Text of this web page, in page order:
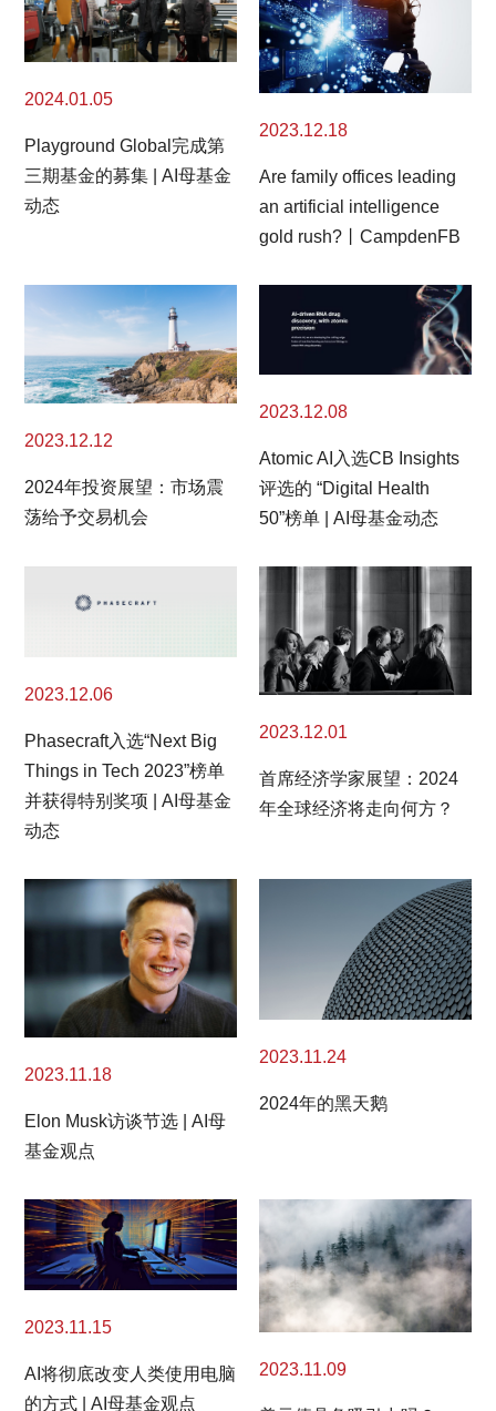
2024.01.05
Playground Global完成第
三期基金的募集 | AI母基金
动态
2023.12.18
Are family offices leading
an artificial intelligence
gold rush?丨CampdenFB
2023.12.12
2024年投资展望：市场震
荡给予交易机会
2023.12.08
Atomic AI入选CB Insights
评选的 “Digital Health
50”榜单 | AI母基金动态
2023.12.06
Phasecraft入选“Next Big
Things in Tech 2023”榜单
并获得特别奖项 | AI母基金
动态
2023.12.01
首席经济学家展望：2024
年全球经济将走向何方？
2023.11.18
Elon Musk访谈节选 | AI母
基金观点
2023.11.24
2024年的黑天鹅
2023.11.15
AI将彻底改变人类使用电脑
的方式 | AI母基金观点
2023.11.09